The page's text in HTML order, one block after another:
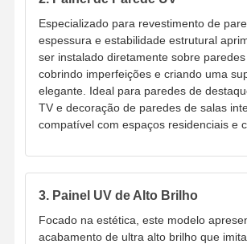
Fábrica
Controle De
Qualidade
Fale
Conosco
Todos Os
Converse
Painel de Parede Decorativo de PVC
Especializado para revestimento de
espessura e estabilidade estrutural
ser instalado diretamente sobre paredes
cobrindo imperfeições e criando uma
elegante. Ideal para paredes de
TV e decoração de paredes de salas
compatível com espaços residenciais e
3. Painel UV de Alto Brilho
Focado na estética, este modelo
acabamento de ultra alto brilho que